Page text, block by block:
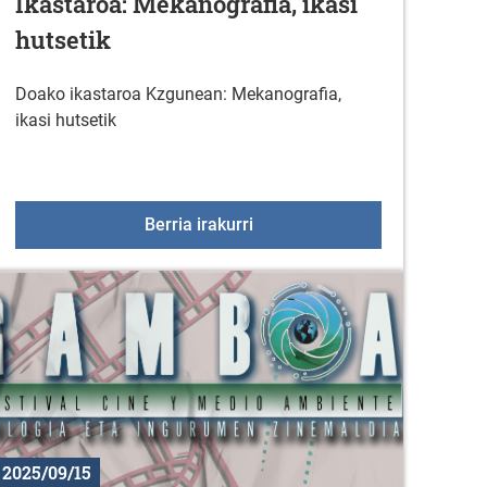
2025
hutsetik
Doako ikastaroa Kzgunean: Mekanografia,
ikasi hutsetik
Berria irakurriIkastaroa: Mekanografia,
2025/09/15